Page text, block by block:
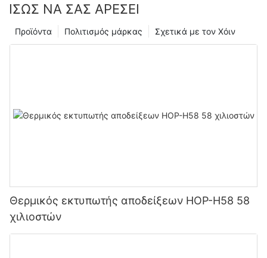
ΊΣΩΣ ΝΑ ΣΑΣ ΑΡΈΣΕΙ
Σχετικά με τον Χόιν
Πολιτισμός μάρκας
Προϊόντα
Θερμικός εκτυπωτής αποδείξεων HOP-H58 58
χιλιοστών